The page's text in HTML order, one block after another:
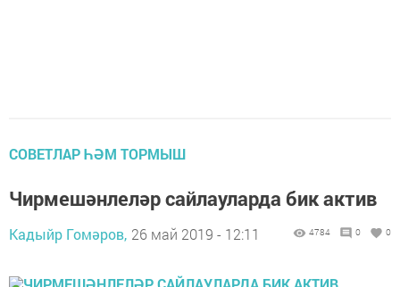
СОВЕТЛАР ҺӘМ ТОРМЫШ
Чирмешәнлеләр сайлауларда бик актив
Кадыйр Гомәров, 26 май 2019 - 12:11 4784 0 0